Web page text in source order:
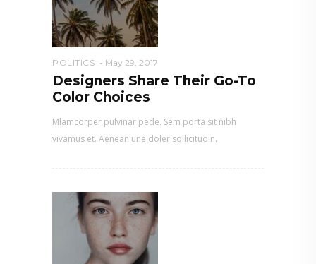
POLITICS May 29, 2017
Designers Share Their Go-To
Color Choices
Mlamcorper pulvinar pede. Sem porta sit nibh
vivamus et. Aenean une doler sollicitudin.